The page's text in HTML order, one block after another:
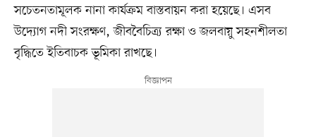
সচেতনতামূলক নানা কার্যক্রম বাস্তবায়ন করা হয়েছে। এসব
উদ্যোগ নদী সংরক্ষণ, জীববৈচিত্র্য রক্ষা ও জলবায়ু সহনশীলতা
বৃদ্ধিতে ইতিবাচক ভূমিকা রাখছে।